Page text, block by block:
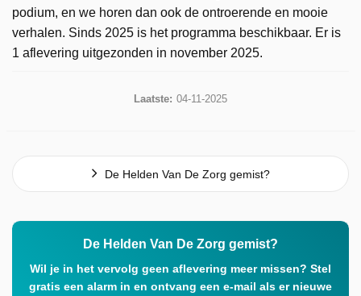
podium, en we horen dan ook de ontroerende en mooie
verhalen. Sinds 2025 is het programma beschikbaar. Er is
1 aflevering uitgezonden in november 2025.
Laatste: 04-11-2025
De Helden Van De Zorg gemist?
De Helden Van De Zorg gemist?
Wil je in het vervolg geen aflevering meer missen? Stel
gratis een alarm in en ontvang een e-mail als er nieuwe